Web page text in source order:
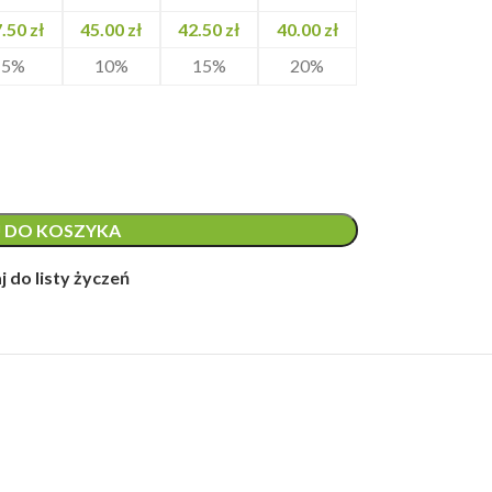
zł 45.00 zł 42.50 zł 40.00 zł
5%
10% 15% 20%
DO KOSZYKA
do listy życzeń